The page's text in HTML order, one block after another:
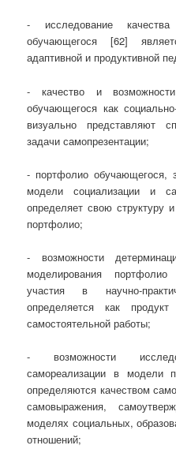
- исследование
обучающегося [62]
адаптивной и продуктивной
- качество и
обучающегося как
визуально представляют
задачи самопрезентации;
- портфолио обучающегося,
модели социализации и
определяет свою структуру
портфолио;
- возможности
моделирования
участия в научно-
определяется как
самостоятельной работы;
- возможности
самореализации в модели
определяются качеством
самовыражения,
моделях социальных,
отношений;